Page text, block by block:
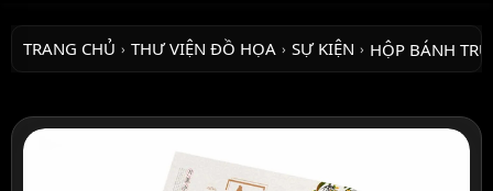
TRANG CHỦ › THƯ VIỆN ĐỒ HỌA › SỰ KIỆN › HỘP BÁNH